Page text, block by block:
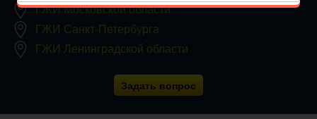
ГЖИ Московской области
ГЖИ Санкт-Петербурга
ГЖИ Ленинградской области
Задать вопрос